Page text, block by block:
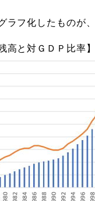
ラフ化したものが、
高と対ＧＤＰ比率】